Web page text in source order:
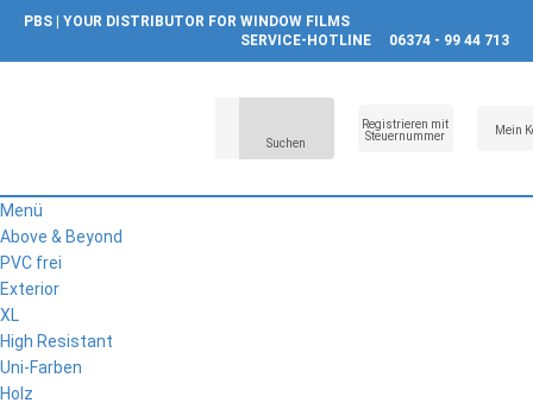
PBS | YOUR DISTRIBUTOR FOR WINDOW FILMS
SERVICE-HOTLINE
06374 - 99 44 713
Suchen
Registrieren mit
Steuernummer
Mein
Menü
Above & Beyond
PVC frei
Exterior
XL
High Resistant
Uni-Farben
Holz